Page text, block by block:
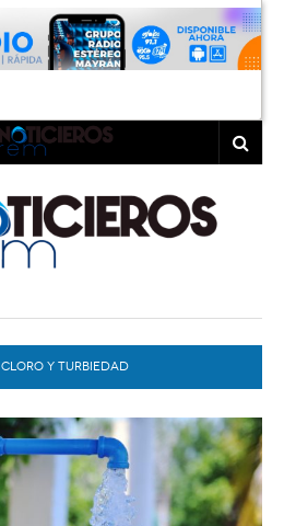
CLORO Y TURBIEDAD